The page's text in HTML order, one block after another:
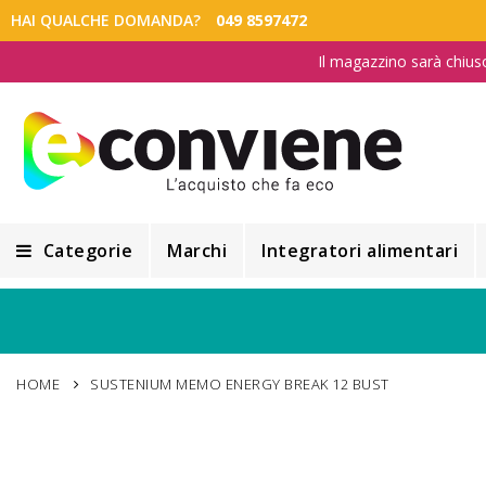
HAI QUALCHE DOMANDA? 049 8597472
Il magazzino sarà
Categorie
Alimentazione e Dietetica
Marchi Integratori alimentari
HOME SUSTENIUM MEMO ENERGY BREAK 12 BUST